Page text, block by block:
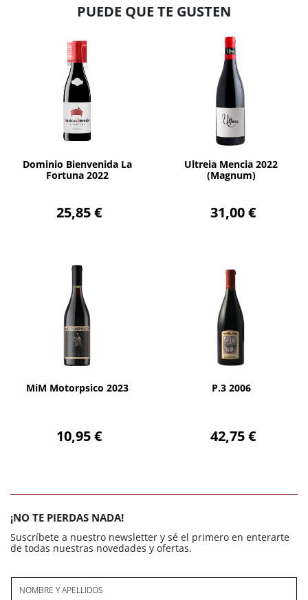
PUEDE QUE TE GUSTEN
Dominio Bienvenida La
Fortuna 2022
25,85 €
AÑADIR
Ultreia Mencia 2022
(Magnum)
31,00 €
AÑADIR
MiM Motorpsico 2023
10,95 €
AÑADIR
P.3 2006
42,75 €
AÑADIR
¡NO TE PIERDAS NADA!
Suscríbete a nuestro newsletter y sé el primero en enterarte
de todas nuestras novedades y ofertas.
NOMBRE Y APELLIDOS